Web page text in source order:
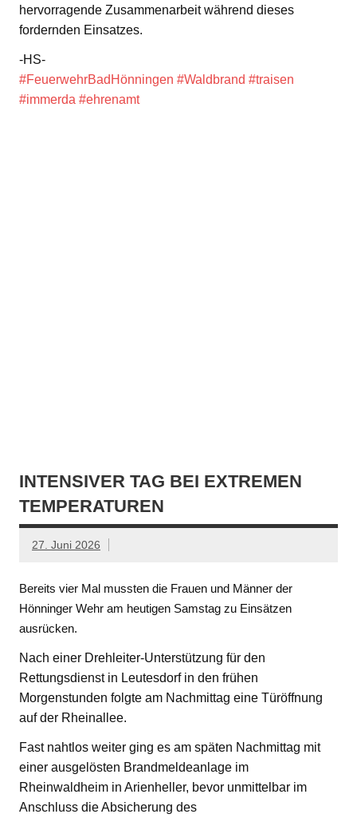
hervorragende Zusammenarbeit während dieses
fordernden Einsatzes.
-HS-
#FeuerwehrBadHönningen #Waldbrand #traisen
#immerda #ehrenamt
INTENSIVER TAG BEI EXTREMEN
TEMPERATUREN
27. Juni 2026
Bereits vier Mal mussten die Frauen und Männer der
Hönninger Wehr am heutigen Samstag zu Einsätzen
ausrücken.
Nach einer Drehleiter-Unterstützung für den
Rettungsdienst in Leutesdorf in den frühen
Morgenstunden folgte am Nachmittag eine Türöffnung
auf der Rheinallee.
Fast nahtlos weiter ging es am späten Nachmittag mit
einer ausgelösten Brandmeldeanlage im
Rheinwaldheim in Arienheller, bevor unmittelbar im
Anschluss die Absicherung des